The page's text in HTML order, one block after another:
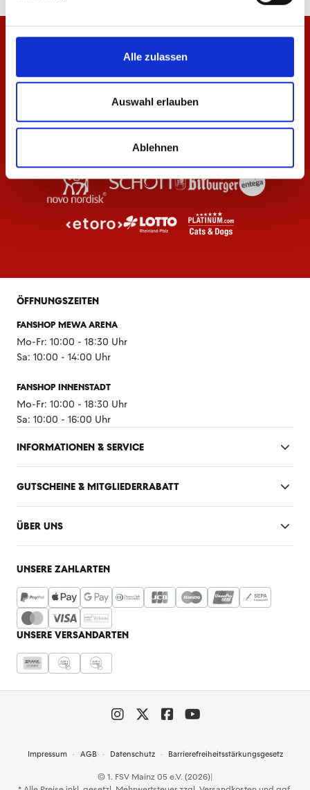
Alle zulassen
Auswahl erlauben
Ablehnen
ÖFFNUNGSZEITEN
FANSHOP MEWA ARENA
Mo-Fr: 10:00 - 18:30 Uhr
Sa: 10:00 - 14:00 Uhr
FANSHOP INNENSTADT
Mo-Fr: 10:00 - 18:30 Uhr
Sa: 10:00 - 16:00 Uhr
INFORMATIONEN & SERVICE
GUTSCHEINE & MITGLIEDERRABATT
ÜBER UNS
UNSERE ZAHLARTEN
UNSERE VERSANDARTEN
Impressum AGB Datenschutz Barrierefreiheitsstärkungsgesetz
© 1. FSV Mainz 05 e.V. (2026)|